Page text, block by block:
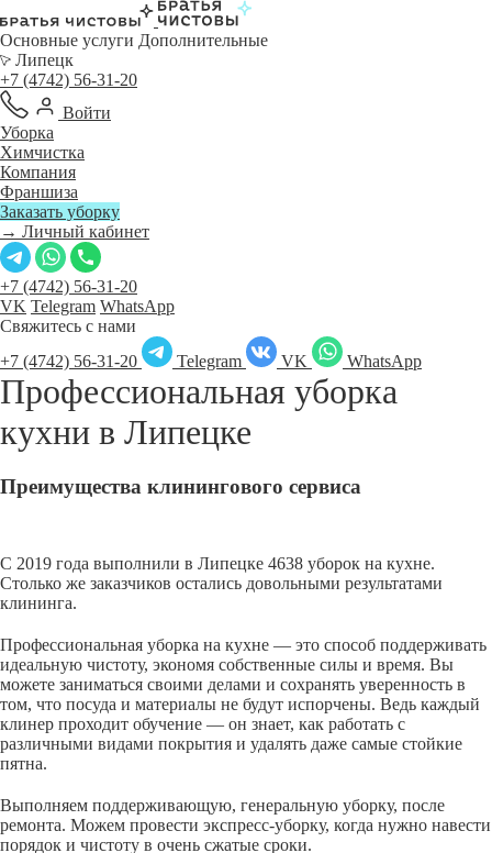
Основные услуги Дополнительные
Липецк
+7 (4742) 56-31-20
Войти
Уборка
Химчистка
Компания
Франшиза
Заказать уборку
→ Личный кабинет
+7 (4742) 56-31-20
VK Telegram WhatsApp
Свяжитесь с нами
+7 (4742) 56-31-20
Telegram VK WhatsApp
Профессиональная уборка
кухни в Липецке
Преимущества клинингового сервиса
С 2019 года выполнили в Липецке 4638 уборок на кухне.
Столько же заказчиков остались довольными результатами
клининга.
Профессиональная уборка на кухне — это способ поддерживать
идеальную чистоту, экономя собственные силы и время. Вы
можете заниматься своими делами и сохранять уверенность в
том, что посуда и материалы не будут испорчены. Ведь каждый
клинер проходит обучение — он знает, как работать с
различными видами покрытия и удалять даже самые стойкие
пятна.
Выполняем поддерживающую, генеральную уборку, после
ремонта. Можем провести экспресс-уборку, когда нужно навести
порядок и чистоту в очень сжатые сроки.